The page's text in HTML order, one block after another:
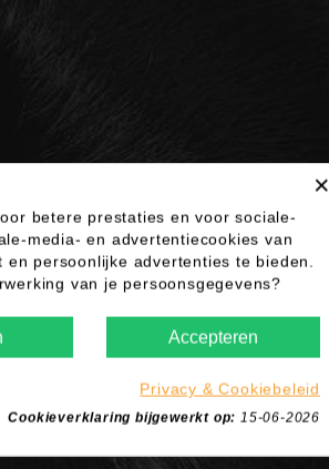
×
betere prestaties en voor sociale-
media- en advertentiecookies van
persoonlijke advertenties te bieden.
van je persoonsgegevens?
Accepteren
Privacy & Cookiebeleid
Cookieverklaring bijgewerkt op: 15-06-2026